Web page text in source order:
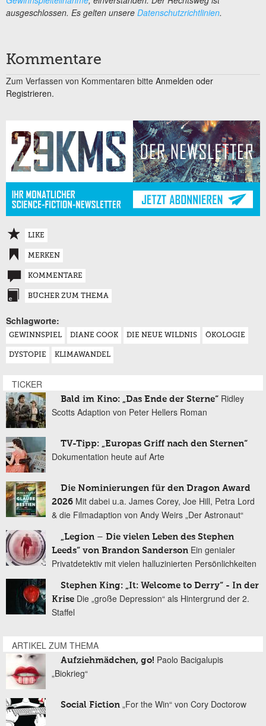
ausgeschlossen. Es gelten unsere Datenschutzrichtlinien.
Kommentare
Zum Verfassen von Kommentaren bitte Anmelden oder
Registrieren.
LIKE
MERKEN
KOMMENTARE
BÜCHER ZUM THEMA
Schlagworte:
GEWINNSPIEL DIANE COOK DIE NEUE WILDNIS ÖKOLOGIE
DYSTOPIE KLIMAWANDEL
TICKER
Bald im Kino: „Das Ende der Sterne“ Ridley
Scotts Adaption von Peter Hellers Roman
TV-Tipp: „Europas Griff nach den Sternen“
Dokumentation heute auf Arte
Die Nominierungen für den Dragon Award
2026 Mit dabei u.a. James Corey, Joe Hill, Petra Lord
& die Filmadaption von Andy Weirs „Der Astronaut“
„Legion – Die vielen Leben des Stephen
Leeds“ von Brandon Sanderson Ein genialer
Privatdetektiv mit vielen halluzinierten Persönlichkeiten
Stephen King: „It: Welcome to Derry“ - In der
Krise Die „große Depression“ als Hintergrund der 2.
Staffel
ARTIKEL ZUM THEMA
Aufziehmädchen, go! Paolo Bacigalupis
„Biokrieg“
Social Fiction „For the Win“ von Cory Doctorow